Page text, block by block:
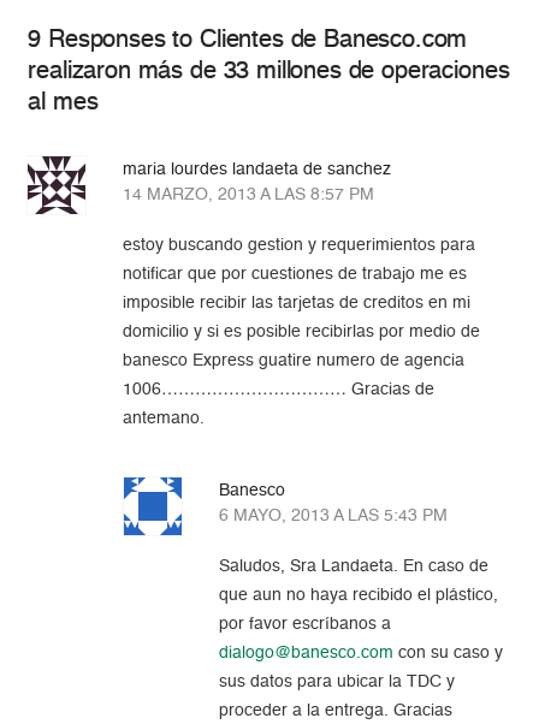
9 Responses to Clientes de Banesco.com
realizaron más de 33 millones de operaciones
al mes
maria lourdes landaeta de sanchez
14 MARZO, 2013 A LAS 8:57 PM
estoy buscando gestion y requerimientos para
notificar que por cuestiones de trabajo me es
imposible recibir las tarjetas de creditos en mi
domicilio y si es posible recibirlas por medio de
banesco Express guatire numero de agencia
1006…………………………… Gracias de
antemano.
Banesco
6 MAYO, 2013 A LAS 5:43 PM
Saludos, Sra Landaeta. En caso de
que aun no haya recibido el plástico,
por favor escríbanos a
dialogo@banesco.com con su caso y
sus datos para ubicar la TDC y
proceder a la entrega. Gracias